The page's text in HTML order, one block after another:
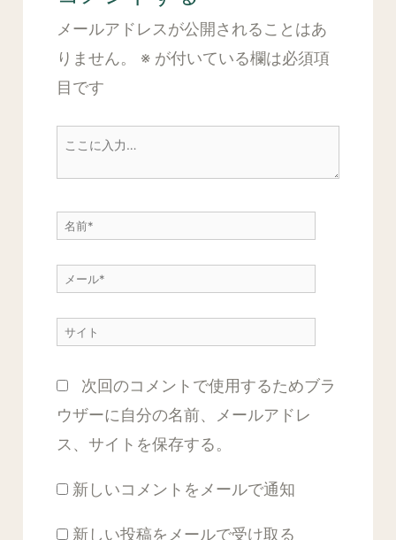
メールアドレスが公開されることはあ
りません。
※ が付いている欄は必須項
目です
こ
入
名
メ
ル
サ
ト
次回のコメントで使用するためブラ
ウザーに自分の名前、メールアドレ
ス、サイトを保存する。
新しいコメントをメールで通知
新しい投稿をメールで受け取る